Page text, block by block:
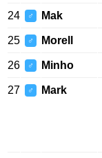
24 ♂ Mak
25 ♂ Morell
26 ♂ Minho
27 ♂ Mark